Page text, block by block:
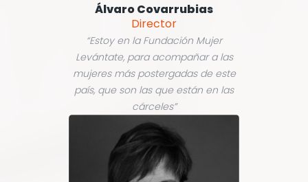
Álvaro Covarrubias
Director
“Estoy en la Fundación Mujer
Levántate, para acompañar a las
mujeres más postergadas de este
país, que son las que están en las
cárceles”